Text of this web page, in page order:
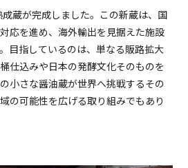
蔵が完成しました。この新蔵は、国
応を進め、海外輸出を見据えた施設
目指しているのは、単なる販路拡大
仕込みや日本の発酵文化そのものを
小さな醤油蔵が世界へ挑戦するその
の可能性を広げる取り組みでもあり